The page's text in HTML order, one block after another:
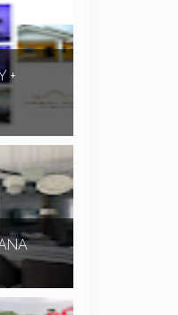
lot tepi,
yang
+
RUMAH
KARANG
didirikan di
VILLA